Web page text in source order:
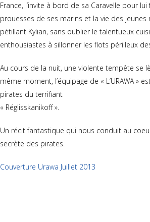
France, l’invite à bord de sa Caravelle pour
prouesses de ses marins et la vie des jeunes
pétillant Kylian, sans oublier le talentueux
enthousiastes à sillonner les flots périlleux
Au cours de la nuit, une violente tempête se
même moment, l’équipage de « L’URAWA »
pirates du terrifiant
« Réglisskanikoff ».
Un récit fantastique qui nous conduit au
secrète des pirates.
Couverture Urawa Juillet 2013